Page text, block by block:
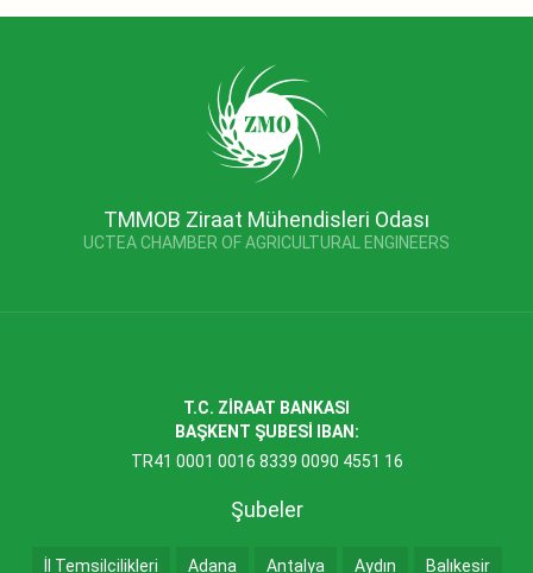
TMMOB Ziraat Mühendisleri Odası
UCTEA CHAMBER OF AGRICULTURAL ENGINEERS
T.C. ZİRAAT BANKASI
BAŞKENT ŞUBESİ IBAN:
TR41 0001 0016 8339 0090 4551 16
Şubeler
İl Temsilcilikleri Adana Antalya Aydın Balıkesir